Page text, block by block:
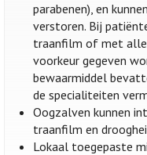
parabenen), en
verstoren. Bij
traanfilm of met
voorkeur gegeven
bewaarmiddel
de specialiteiten
Oogzalven kunnen
traanfilm en
Lokaal toegepaste